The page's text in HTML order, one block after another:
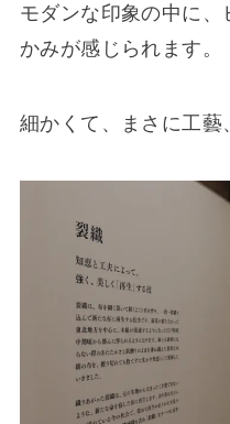
モダンな印象の中に、
かみが感じられます。
細かくて、まさに工藝